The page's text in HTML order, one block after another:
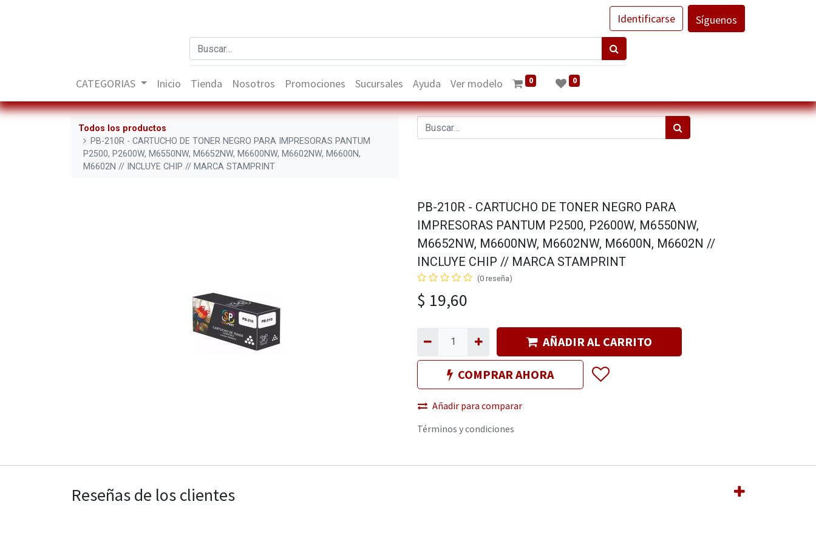
Identificarse Síguenos
CATEGORIAS Inicio Tienda Nosotros Promociones Sucursales Ayuda Ver modelo 0 0
Todos los productos
PB-210R - CARTUCHO DE TONER NEGRO PARA IMPRESORAS PANTUM
P2500, P2600W, M6550NW, M6652NW, M6600NW, M6602NW, M6600N,
M6602N // INCLUYE CHIP // MARCA STAMPRINT
PB-210R - CARTUCHO DE TONER NEGRO PARA
IMPRESORAS PANTUM P2500, P2600W, M6550NW,
M6652NW, M6600NW, M6602NW, M6600N, M6602N //
INCLUYE CHIP // MARCA STAMPRINT
(0 reseña)
$ 19,60
AÑADIR AL CARRITO
COMPRAR AHORA
Añadir para comparar
Términos y condiciones
Reseñas de los clientes